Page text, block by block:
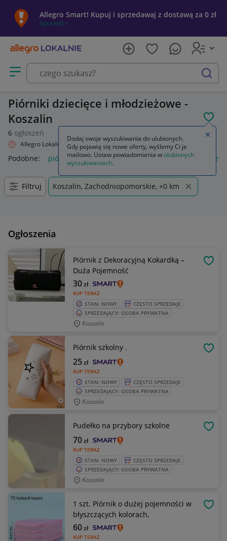
Allegro Smart! Kupuj i sprzedawaj z dostawą za 0 zł
Sprawdź »
Otwórz menu z kategoriami
szukaj
Piórniki dziecięce i młodzieżowe -
Koszalin
6 ogłoszeń
Allegro Lokalnie Dziecko Artykuły szkolne Piórniki
Podobne: piórnik piórnik dla chłopca piórnik dla
Filtruj Koszalin, Zachodniopomorskie, +0 km
Ogłoszenia
Piórnik z Dekoracyjną Kokardką –
Duża Pojemność
KUP TERAZ
30zł
STAN: NOWY
CZĘSTO SPRZEDAJE
SPRZEDAJĄCY: OSOBA PRYWATNA
Koszalin
Piórnik szkolny .
KUP TERAZ
25zł
STAN: NOWY
CZĘSTO SPRZEDAJE
SPRZEDAJĄCY: OSOBA PRYWATNA
Koszalin
Pudełko na przybory szkolne
KUP TERAZ
70zł
STAN: NOWY
CZĘSTO SPRZEDAJE
SPRZEDAJĄCY: OSOBA PRYWATNA
Koszalin
1 szt. Piórnik o dużej pojemności w
błyszczących kolorach,
KUP TERAZ
60zł
Dodaj swoje wyszukiwania do ulubionych.
Gdy pojawią się nowe oferty, wyślemy Ci je
mailowo. Ustaw powiadomienia w ulubionych
wyszukiwaniach.